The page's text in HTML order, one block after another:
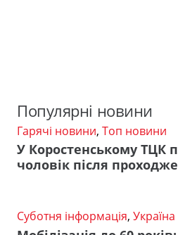
Популярні новини
Гарячі новини, Топ новини
У Коростенському ТЦК
чоловік після
Суботня інформація, Україна